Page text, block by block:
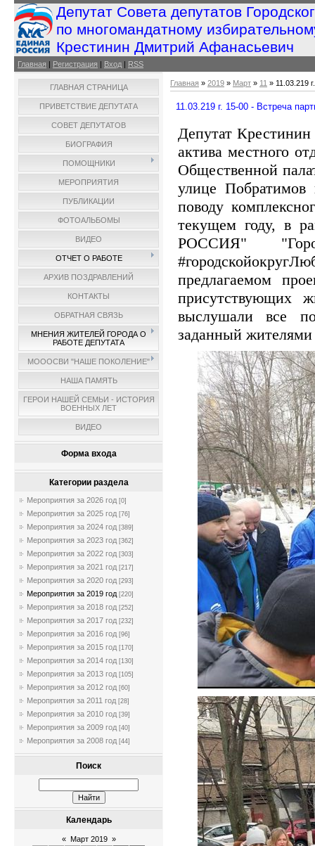
Депутат Совета депутатов
по многомандатному
Крестинин Дмитрий Афанасьевич
Главная | Регистрация | Вход | RSS
ГЛАВНАЯ СТРАНИЦА
ПРИВЕТСТВИЕ ДЕПУТАТА
СОВЕТ ДЕПУТАТОВ
БИОГРАФИЯ
ПОМОЩНИКИ
МЕРОПРИЯТИЯ
ПУБЛИКАЦИИ
ФОТОАЛЬБОМЫ
ВИДЕО
ОТЧЕТ О РАБОТЕ
АРХИВ ПОЗДРАВЛЕНИЙ
КОНТАКТЫ
ОБРАТНАЯ СВЯЗЬ
МНЕНИЯ ЖИТЕЛЕЙ ГОРОДА О
РАБОТЕ ДЕПУТАТА
МОООСВИ "НАШЕ ПОКОЛЕНИЕ"
НАША ПАМЯТЬ
ГЕРОИ НАШЕЙ СЕМЬИ - ИСТОРИЯ
ВОЕННЫХ ЛЕТ
ВИДЕО
Форма входа
Категории раздела
Мероприятия за 2026 год [0]
Мероприятия за 2025 год [76]
Мероприятия за 2024 год [389]
Мероприятия за 2023 год [362]
Мероприятия за 2022 год [303]
Мероприятия за 2021 год [217]
Мероприятия за 2020 год [293]
Мероприятия за 2019 год [220]
Мероприятия за 2018 год [252]
Мероприятия за 2017 год [232]
Мероприятия за 2016 год [96]
Мероприятия за 2015 год [170]
Мероприятия за 2014 год [130]
Мероприятия за 2013 год [105]
Мероприятия за 2012 год [60]
Мероприятия за 2011 год [28]
Мероприятия за 2010 год [39]
Мероприятия за 2009 год [40]
Мероприятия за 2008 год [44]
Поиск
Календарь
« Март 2019 »
Главная » 2019 » Март » 11 » 11.03.219
11.03.219 г. 15-00 - Встреча
Депутат Крестинин
актива местного
Общественной
улице
поводу
текущем году, в
РОССИЯ"
предлагаемом
присутствующих
выслушали все
заданный жителями